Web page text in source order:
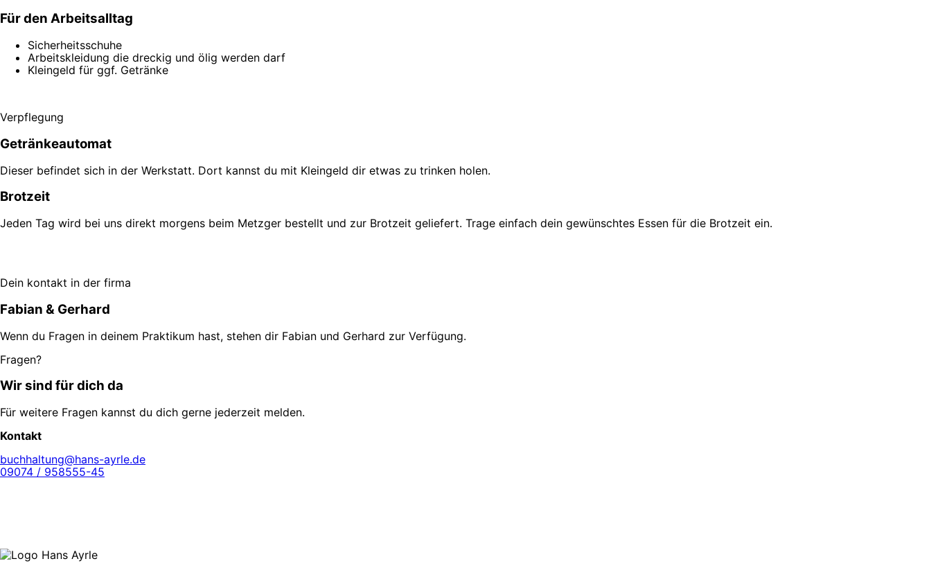
Für den Arbeitsalltag
Sicherheitsschuhe
Arbeitskleidung die dreckig und ölig werden darf
Kleingeld für ggf. Getränke
Ver­pflegung
Getränkeautomat
Dieser befindet sich in der Werkstatt. Dort kannst du mit Kleingeld dir etwas zu trinken holen.
Brotzeit
Jeden Tag wird bei uns direkt morgens beim Metzger bestellt und zur Brotzeit geliefert. Trage einfach dein gewünschtes Essen für die Brotzeit ein.
Dein kontakt in der firma
Fabian & Gerhard
Wenn du Fragen in deinem Praktikum hast, stehen dir Fabian und Gerhard zur Verfügung.
Fragen?
Wir sind für dich da
Für weitere Fragen kannst du dich gerne jederzeit melden.
Kontakt
buchhaltung@hans-ayrle.de
09074 / 958555-45